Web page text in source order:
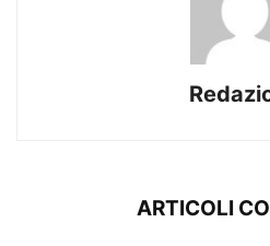
ARTICOLI